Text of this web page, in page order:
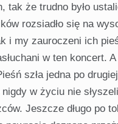
tak że trudno było
rozsiadło się na
i my zauroczeni ich
w ten koncert.
szła jedna po
w życiu nie
Jeszcze długo po